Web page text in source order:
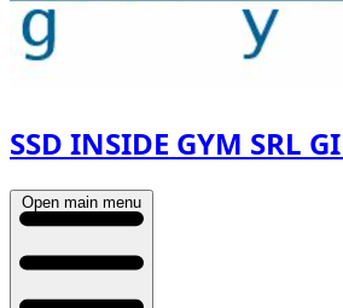
SSD INSIDE GYM SRL
Open main menu